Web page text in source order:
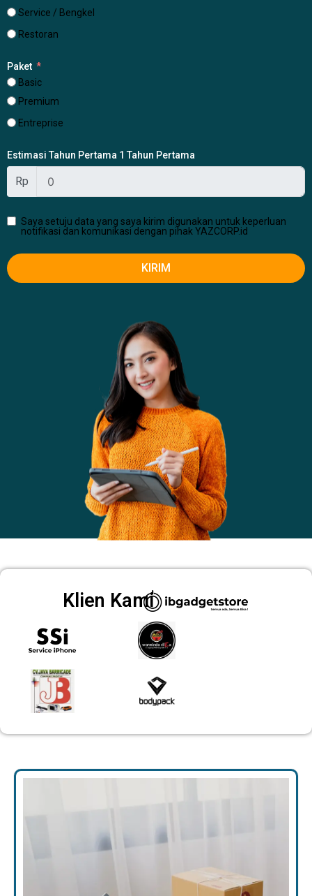
Service / Bengkel
Restoran
Paket
Basic
Premium
Entreprise
Estimasi Tahun Pertama 1 Tahun Pertama
Rp
Saya setuju data yang saya kirim digunakan untuk keperluan
notifikasi dan komunikasi dengan pihak YAZCORP.id
KIRIM
Klien Kami